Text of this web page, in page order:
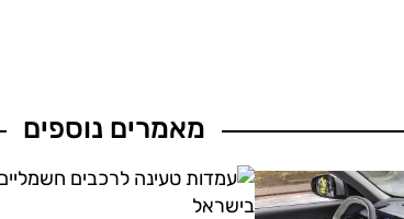
מאמרים נוספים